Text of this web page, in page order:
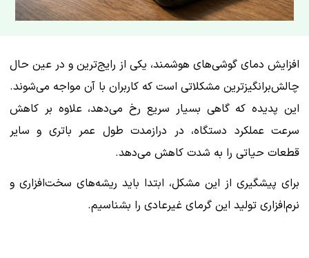
افزایش دمای گوشی‌های هوشمند، یکی از رایج‌ترین و در عین حال
چالش‌برانگیزترین مشکلاتی است که کاربران با آن مواجه می‌شوند.
این پدیده که گاهی بسیار سریع رخ می‌دهد، علاوه بر کاهش
سرعت عملکرد دستگاه، در درازمدت طول عمر باتری و سایر
قطعات حیاتی را به شدت کاهش می‌دهد.
برای پیشگیری از این مشکل، ابتدا باید ریشه‌های سخت‌افزاری و
نرم‌افزاری تولید این گرمای غیرعادی را بشناسیم.